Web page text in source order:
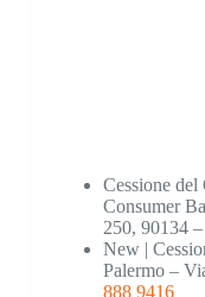
Cessione del
Consumer
250, 90134 –
New |
Palermo –
888 9416